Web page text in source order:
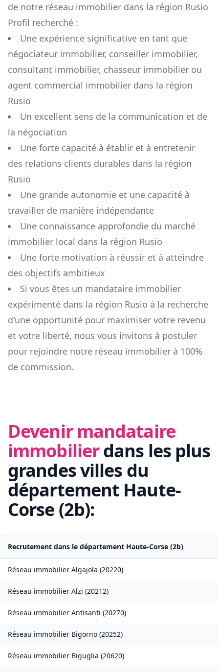
de notre réseau immobilier dans la région Rusio
Profil recherché :
Une expérience significative en tant que
négociateur immobilier, conseiller immobilier,
consultant immobilier, chasseur immobilier ou
agent commercial immobilier dans la région
Rusio
Un excellent sens de la communication et de
la négociation
Une forte capacité à établir et à entretenir
des relations clients durables dans la région
Rusio
Une grande autonomie et une capacité à
travailler de manière indépendante
Une connaissance approfondie du marché
immobilier local dans la région Rusio
Une forte motivation à réussir et à atteindre
des objectifs ambitieux
Si vous êtes un mandataire immobilier
expérimenté dans la région Rusio à la recherche
d'une opportunité pour maximiser votre revenu
et votre liberté, nous vous invitons à postuler
pour rejoindre notre réseau immobilier à 100%
de commission.
Devenir mandataire
immobilierdans les plus
grandes villes du
département Haute-
Corse (2b):
Recrutement dans le département Haute-Corse (2b)
Réseau immobilier Algajola (20220)
Réseau immobilier Alzi (20212)
Réseau immobilier Antisanti (20270)
Réseau immobilier Bigorno (20252)
Réseau immobilier Biguglia (20620)